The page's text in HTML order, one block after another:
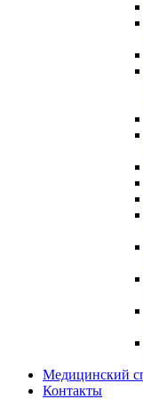
Медицинский
Контакты